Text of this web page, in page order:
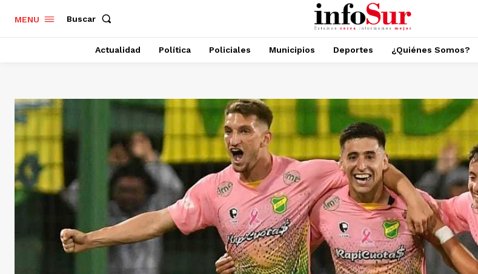
MENU Buscar
Actualidad Política Policiales Municipios Deportes ¿Quiénes Somos?